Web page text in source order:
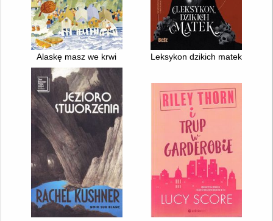
Alaskę masz we krwi Leksykon dzikich matek